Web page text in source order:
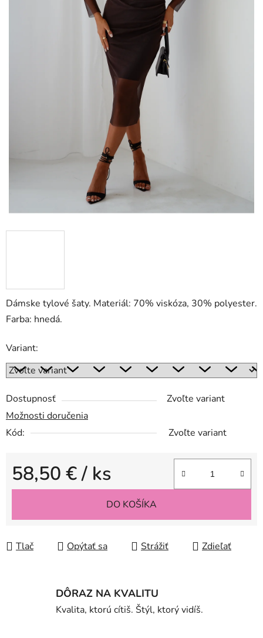
Dámske tylové šaty. Materiál: 70% viskóza, 30% polyester.
Farba: hnedá.
Variant:
Dostupnosť
Zvoľte variant
Možnosti doručenia
Kód:
Zvoľte variant
58,50 €/ ks
Jednotková cena:
DO KOŠÍKA
Tlač Opýtať sa Strážiť Zdieľať
DÔRAZ NA KVALITU
Kvalita, ktorú cítiš. Štýl, ktorý vidíš.